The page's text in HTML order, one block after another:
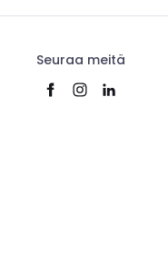
Seuraa meitä